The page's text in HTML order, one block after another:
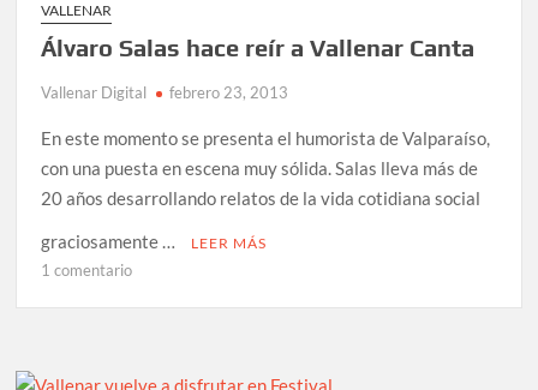
VALLENAR
Álvaro Salas hace reír a Vallenar Canta
Vallenar Digital febrero 23, 2013
En este momento se presenta el humorista de Valparaíso,
con una puesta en escena muy sólida. Salas lleva más de
20 años desarrollando relatos de la vida cotidiana social
graciosamente …
LEER MÁS
1 comentarioen
reír